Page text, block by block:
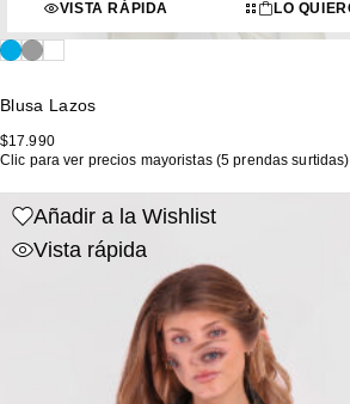
VISTA RÁPIDA LO
Blusa Lazos
$17.990
Clic para ver precios mayoristas (5 prendas surtidas)
Añadir a la Wishlist
Vista rápida